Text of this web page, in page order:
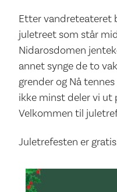
Etter vandreteateret
juletreet som står
Nidarosdomen
annet synge de to
grender og Nå
ikke minst deler vi ut
Velkommen til
Juletrefesten er